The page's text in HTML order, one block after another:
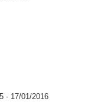
- 17/01/2016